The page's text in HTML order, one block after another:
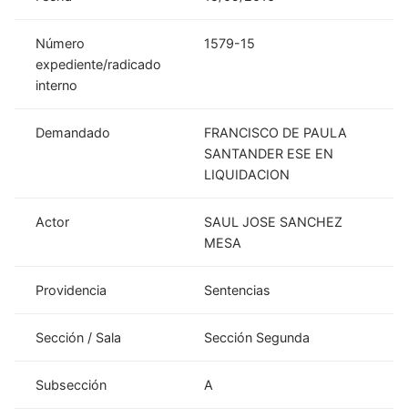
Número
expediente/radicado
interno
1579-15
Demandado
FRANCISCO DE PAULA
SANTANDER ESE EN
LIQUIDACION
Actor
SAUL JOSE SANCHEZ
MESA
Providencia Sentencias
Sección / Sala Sección Segunda
Subsección A